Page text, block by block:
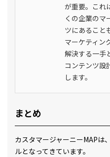
が重要。これ
くの企業のマ
ツにあること
マーケティン
解決する一手
コンテンツ設
します。
まとめ
カスタマージャーニーMAP
ルとなってきています。